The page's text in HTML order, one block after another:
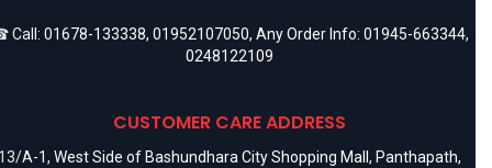
Call: 01678-133338, 01952107050, Any Order Info: 01945-663344,
0248122109
CUSTOMER CARE ADDRESS
A-1, West Side of Bashundhara City Shopping Mall, Panthapath,